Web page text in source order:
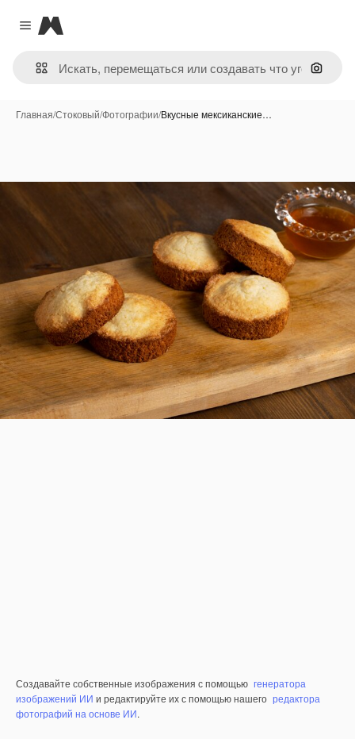
Close menu
Magnific
Поиск
Главная/Стоковый/Фотографии/Вкусные мексиканские…
Создавайте собственные изображения с помощью генератора
изображений ИИ и редактируйте их с помощью нашего редактора
фотографий на основе ИИ.